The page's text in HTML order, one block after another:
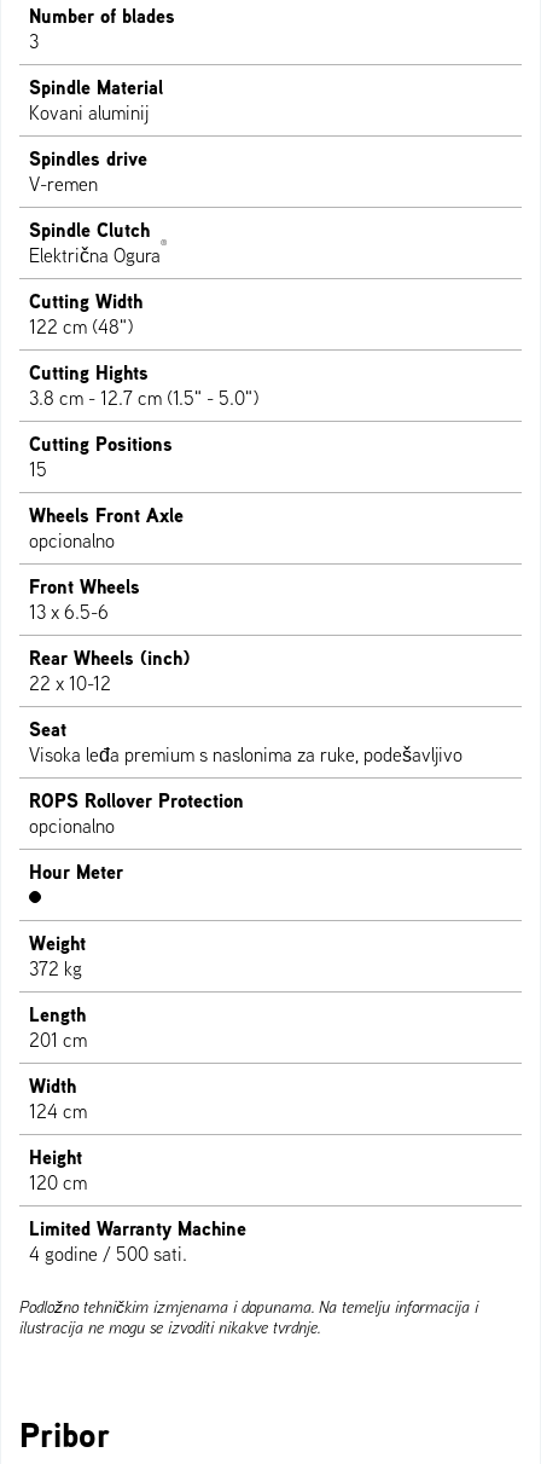
Number of blades
3
Spindle Material
Kovani aluminij
Spindles drive
V-remen
Spindle Clutch
Električna Ogura
®
Cutting Width
122 cm (48")
Cutting Hights
3.8 cm - 12.7 cm (1.5" - 5.0")
Cutting Positions
15
Wheels Front Axle
opcionalno
Front Wheels
13 x 6.5-6
Rear Wheels (inch)
22 x 10-12
Seat
Visoka leđa premium s naslonima za ruke, podešavljivo
ROPS Rollover Protection
opcionalno
Hour Meter
Weight
372 kg
Length
201 cm
Width
124 cm
Height
120 cm
Limited Warranty Machine
4 godine / 500 sati.
Podložno tehničkim izmjenama i dopunama. Na temelju informacija i
ilustracija ne mogu se izvoditi nikakve tvrdnje.
Pribor